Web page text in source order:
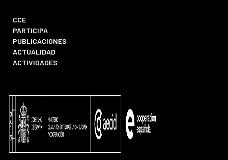
CCE
PARTICIPA
PUBLICACIONES
ACTUALIDAD
ACTIVIDADES